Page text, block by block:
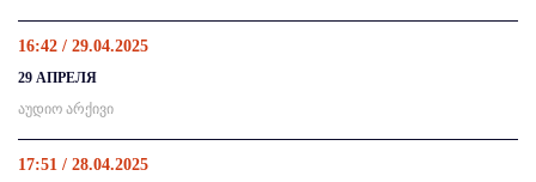
16:42 / 29.04.2025
29 АПРЕЛЯ
აუდიო არქივი
17:51 / 28.04.2025